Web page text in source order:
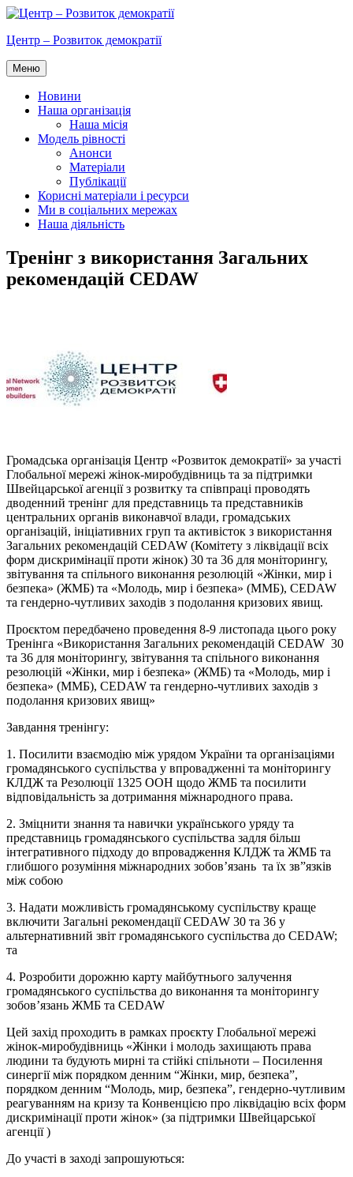
Перейти
вмісту
Центр – Розвиток демократії
Меню
Новини
Наша організація
Наша місія
Модель рівності
Анонси
Матеріали
Публікації
Корисні матеріали і ресурси
Ми в соціальних мережах
Наша діяльність
Тренінг з використання Загальних
рекомендацій CEDAW
Громадська організація Центр «Розвиток демократії» за участі
Глобальної мережі жінок-миробудівниць та за підтримки
Швейцарської агенції з розвитку та співпраці проводять
дводенний тренінг для представниць та представників
центральних органів виконавчої влади, громадських
організацій, ініціативних груп та активісток з використання
Загальних рекомендацій CEDAW (Комітету з ліквідації всіх
форм дискримінації проти жінок) 30 та 36 для моніторингу,
звітування та спільного виконання резолюцій «Жінки, мир і
безпека» (ЖМБ) та «Молодь, мир і безпека» (ММБ), CEDAW
та гендерно-чутливих заходів з подолання кризових явищ.
Проєктом передбачено проведення 8-9 листопада цього року
Тренінга «Використання Загальних рекомендацій CEDAW 30
та 36 для моніторингу, звітування та спільного виконання
резолюцій «Жінки, мир і безпека» (ЖМБ) та «Молодь, мир і
безпека» (ММБ), CEDAW та гендерно-чутливих заходів з
подолання кризових явищ»
Завдання тренінгу:
1. Посилити взаємодію між урядом України та організаціями
громадянського суспільства у впровадженні та моніторингу
КЛДЖ та Резолюції 1325 ООН щодо ЖМБ та посилити
відповідальність за дотримання міжнародного права.
2. Зміцнити знання та навички українського уряду та
представниць громадянського суспільства задля більш
інтегративного підходу до впровадження КЛДЖ та ЖМБ та
глибшого розуміння міжнародних зобов’язань та їх зв”язків
між собою
3. Надати можливість громадянському суспільству краще
включити Загальні рекомендації CEDAW 30 та 36 у
альтернативний звіт громадянського суспільства до CEDAW;
та
4. Розробити дорожню карту майбутнього залучення
громадянського суспільства до виконання та моніторингу
зобов’язань ЖМБ та CEDAW
Цей захід проходить в рамках проєкту Глобальної мережі
жінок-миробудівниць «Жінки і молодь захищають права
людини та будують мирні та стійкі спільноти – Посилення
синергії між порядком денним “Жінки, мир, безпека”,
порядком денним “Молодь, мир, безпека”, гендерно-чутливим
реагуванням на кризу та Конвенцією про ліквідацію всіх форм
дискримінації проти жінок» (за підтримки Швейцарської
агенції )
До участі в заході запрошуються: